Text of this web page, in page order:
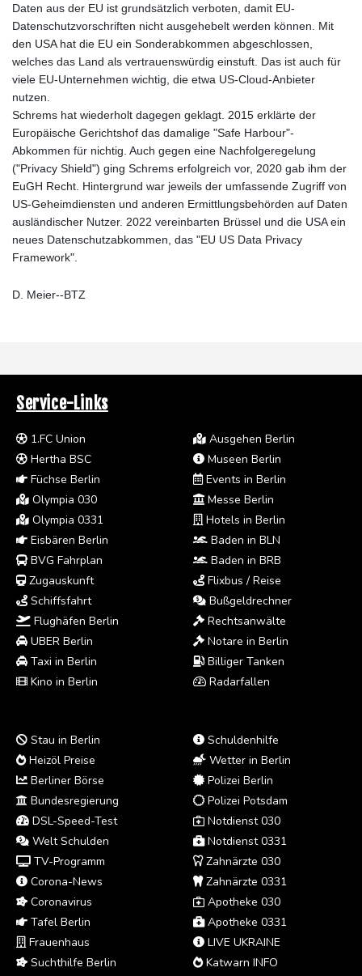
Daten aus der EU ist grundsätzlich verboten, damit EU-
Datenschutzvorschriften nicht ausgehebelt werden können. Mit
den USA hat die EU ein Sonderabkommen abgeschlossen,
welches das Land als vertrauenswürdig einstuft. Das ist auch für
viele EU-Unternehmen wichtig, die etwa US-Cloud-Anbieter
nutzen.
Schrems hat wiederholt dagegen geklagt. 2015 erklärte der
Europäische Gerichtshof das damalige "Safe Harbour"-
Abkommen für nichtig. Auch gegen eine Nachfolgeregelung
("Privacy Shield") ging Schrems erfolgreich vor, 2020 gab ihm der
EuGH Recht. Hintergrund war jeweils der umfassende Zugriff von
US-Geheimdiensten und anderen Ermittlungsbehörden auf Daten
ausländischer Nutzer. 2022 vereinbarten Brüssel und die USA ein
neues Datenschutzabkommen, das "EU US Data Privacy
Framework".
D. Meier--BTZ
Service-Links
1.FC Union
Hertha BSC
Füchse Berlin
Olympia 030
Olympia 0331
Eisbären Berlin
BVG Fahrplan
Zugauskunft
Schiffsfahrt
Flughäfen Berlin
UBER Berlin
Taxi in Berlin
Kino in Berlin
Ausgehen Berlin
Museen Berlin
Events in Berlin
Messe Berlin
Hotels in Berlin
Baden in BLN
Baden in BRB
Flixbus / Reise
Bußgeldrechner
Rechtsanwälte
Notare in Berlin
Billiger Tanken
Radarfallen
Stau in Berlin
Heizöl Preise
Berliner Börse
Bundesregierung
DSL-Speed-Test
Welt Schulden
TV-Programm
Corona-News
Coronavirus
Tafel Berlin
Frauenhaus
Suchthilfe Berlin
Schuldenhilfe
Wetter in Berlin
Polizei Berlin
Polizei Potsdam
Notdienst 030
Notdienst 0331
Zahnärzte 030
Zahnärzte 0331
Apotheke 030
Apotheke 0331
LIVE UKRAINE
Katwarn INFO